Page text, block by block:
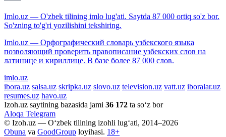
Imlo.uz — O'zbek tilining imlo lug'ati. Saytda 87 000 ortiq so'z bor.
So'zning to'g'ri yozilishini tekshiring.
Imlo.uz — Орфографический словарь узбекского языка
позволяющий проверить правописание узбекских слов на
латинице и кириллице. В базе более 87 000 слов.
imlo.uz
ibora.uz salsa.uz skripka.uz slovo.uz television.uz vatt.uz iboralar.uz
resumes.uz havo.uz
Izoh.uz saytining bazasida jami 36 172 ta so‘z bor
Aloqa Telegram
© Izoh.uz — O‘zbek tilining izohli lug‘ati, 2014–2026
Obuna va GoodGroup loyihasi. 18+